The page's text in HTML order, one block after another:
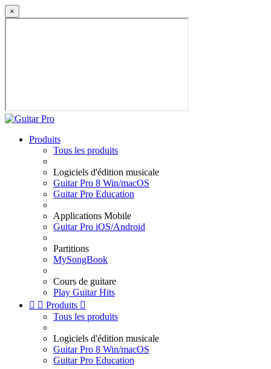
×
Produits
Tous les produits
Logiciels d'édition musicale
Guitar Pro 8 Win/macOS
Guitar Pro Education
Applications Mobile
Guitar Pro iOS/Android
Partitions
MySongBook
Cours de guitare
Play Guitar Hits
  Produits 
Tous les produits
Logiciels d'édition musicale
Guitar Pro 8 Win/macOS
Guitar Pro Education